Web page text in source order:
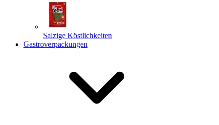
Salzige Köstlichkeiten
Gastroverpackungen